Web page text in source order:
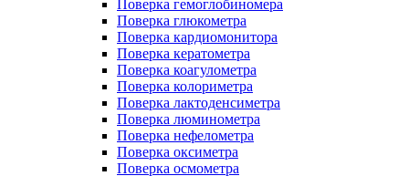
Поверка гемоглобиномера
Поверка глюкометра
Поверка кардиомонитора
Поверка кератометра
Поверка коагулометра
Поверка колориметра
Поверка лактоденсиметра
Поверка люминометра
Поверка нефелометра
Поверка оксиметра
Поверка осмометра